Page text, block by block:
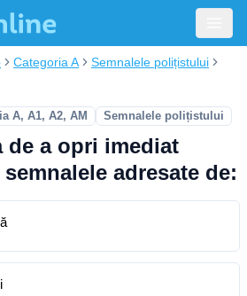
Categoria A
Semnalele polițistului
A, A1, A2, AM Semnalele polițistului
de a opri imediat
adresate de: